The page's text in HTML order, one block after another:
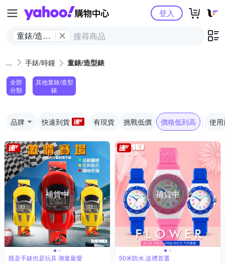
Yahoo購物中心
童錶/造型
登入
手錶/時鐘 童錶/造型錶
全部
分類
其他童錶/造型
錶
品牌 快速到貨 有現貨 挑戰低價 價格低到高 使
補貨中
既是手錶也是玩具 潮童最愛
補貨中
50米防水,送禮首選